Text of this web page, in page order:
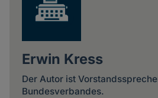
Erwin Kress
Der Autor ist
Bundesverbandes.